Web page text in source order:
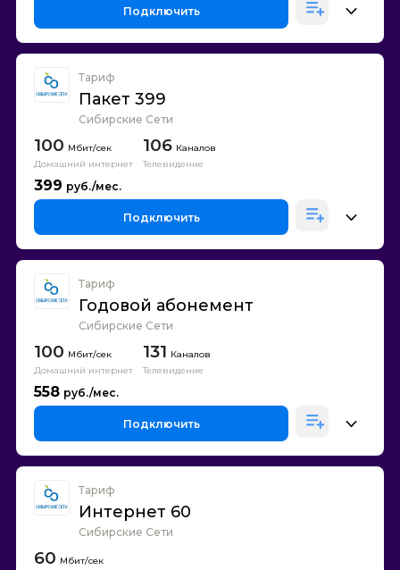
Подключить
Тариф
Пакет 399
Сибирские Сети
100
Домашний интернет
106 Каналов
Телевидение
399
Подключить
Тариф
Годовой абонемент
Сибирские Сети
100
Домашний интернет
131 Каналов
Телевидение
558
Подключить
Тариф
Интернет 60
Сибирские Сети
60